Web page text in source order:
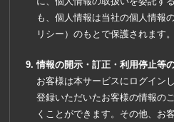
も、個人情報は当社の個人情報
リシー）のもとで保護されます。
情報の開示・訂正・利用停止等
お客様は本サービスにログイン
登録いただいたお客様の情報の
くことができます。その他、お